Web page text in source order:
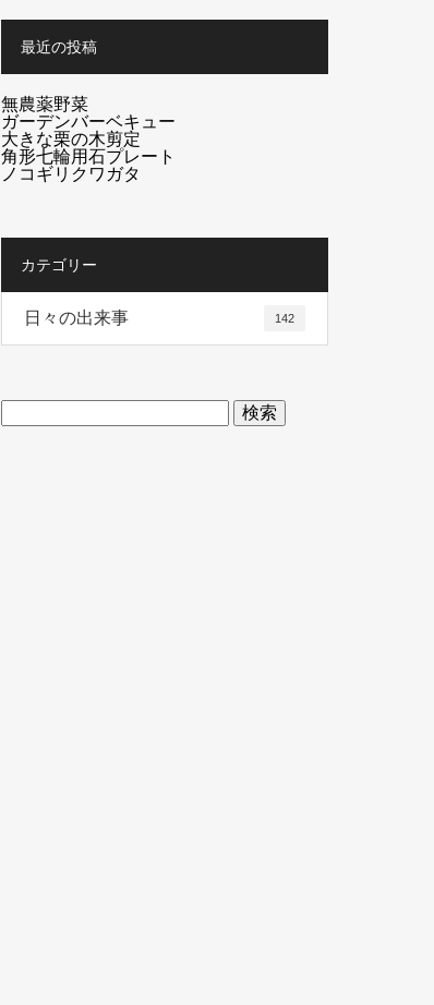
最近の投稿
無農薬野菜
ガーデンバーベキュー
大きな栗の木剪定
角形七輪用石プレート
ノコギリクワガタ
カテゴリー
日々の出来事 142
検
索: